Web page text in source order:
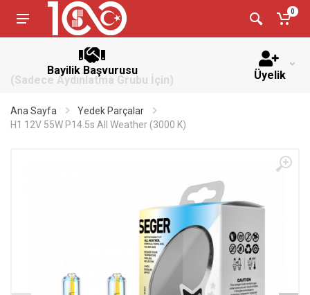
0
Bayilik Başvurusu
(Sadece Aydınlatma Grubu İçin) Üyelik
Ana Sayfa
Yedek Parçalar
H1 12V 55W P14.5s All Weather (3000 K)